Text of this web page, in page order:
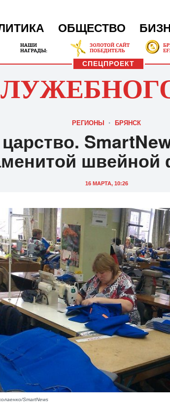
ОБЩЕСТВО
СПЕЦПРОЕКТ
РЕГИОНЫ БРЯНСК
швейной
16 МАРТА, 10:26
SmartNews